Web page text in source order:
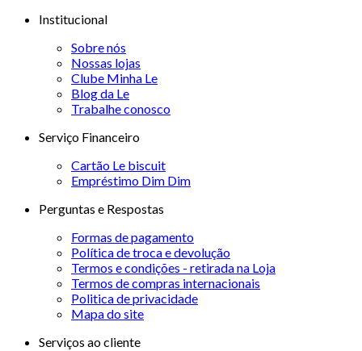
Institucional
Sobre nós
Nossas lojas
Clube Minha Le
Blog da Le
Trabalhe conosco
Serviço Financeiro
Cartão Le biscuit
Empréstimo Dim Dim
Perguntas e Respostas
Formas de pagamento
Política de troca e devolução
Termos e condições - retirada na Loja
Termos de compras internacionais
Politica de privacidade
Mapa do site
Serviços ao cliente